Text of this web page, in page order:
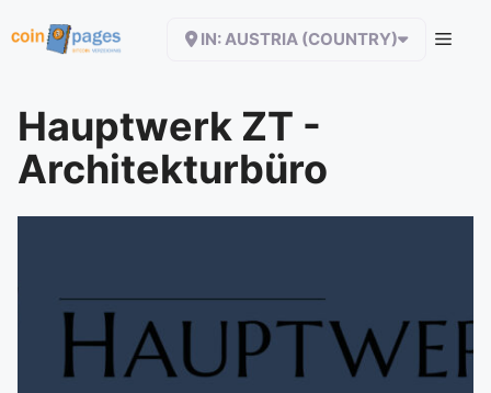
Inhalt
IN: AUSTRIA (COUNTRY)
Hauptwerk ZT -
Architekturbüro